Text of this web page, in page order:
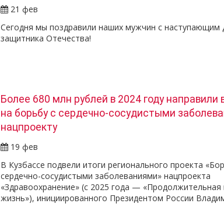
21 фев
Сегодня мы поздравили наших мужчин с наступающим
защитника Отечества!
Более 680 млн рублей в 2024 году направили
на борьбу с сердечно-сосудистыми
нацпроекту
19 фев
В Кузбассе подвели итоги регионального проекта
сердечно-сосудистыми заболеваниями» нацпроекта
«Здравоохранение» (с 2025 года — «Продолжительная
жизнь»), инициированного Президентом России